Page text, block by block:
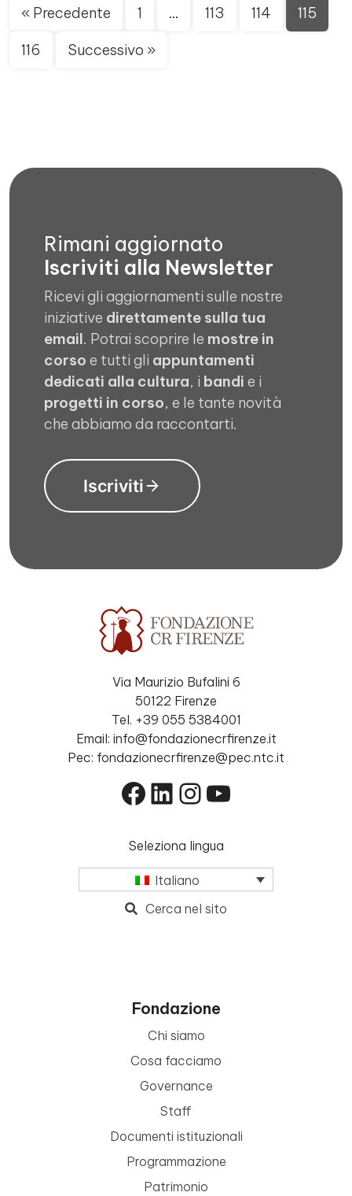
« Precedente 1 … 113 114 115
116 Successivo »
Rimani aggiornato
Iscriviti alla Newsletter
Ricevi gli aggiornamenti sulle nostre
iniziative direttamente sulla tua
email. Potrai scoprire le mostre in
corso e tutti gli appuntamenti
dedicati alla cultura, i bandi e i
progetti in corso, e le tante novità
che abbiamo da raccontarti.
Iscriviti
Via Maurizio Bufalini 6
50122 Firenze
Tel. +39 055 5384001
Email: info@fondazionecrfirenze.it
Pec: fondazionecrfirenze@pec.ntc.it
Facebook
LinkedIn
Instagram
YouTube
Seleziona lingua
Italiano
Cerca nel sito
Fondazione
Chi siamo
Cosa facciamo
Governance
Staff
Documenti istituzionali
Programmazione
Patrimonio